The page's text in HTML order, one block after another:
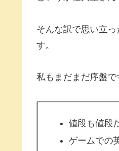
そんな訳で思い立
す。
私もまだまだ序盤で
値段も値段
ゲームでの